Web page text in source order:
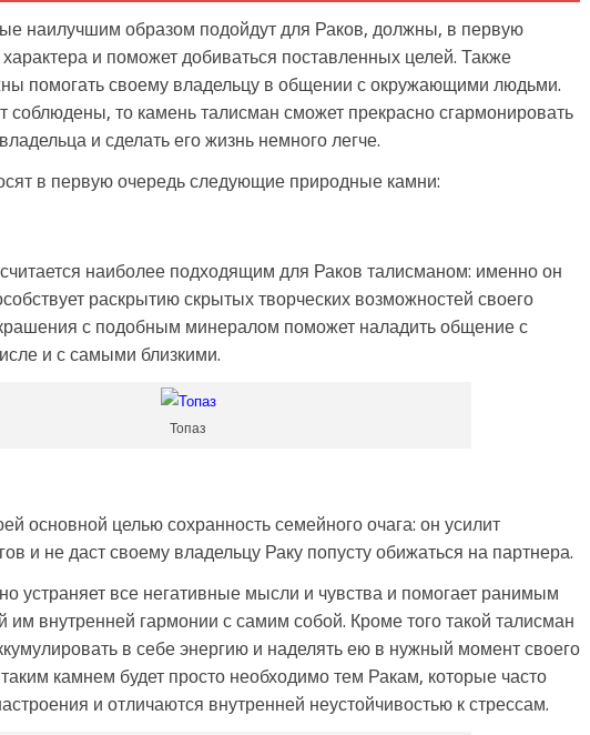
наилучшим образом подойдут для Раков, должны, в первую
и поможет добиваться поставленных целей. Также
помогать своему владельцу в общении с окружающими людьми.
соблюдены, то камень талисман сможет прекрасно сгармонировать
и сделать его жизнь немного легче.
в первую очередь следующие природные камни:
наиболее подходящим для Раков талисманом: именно он
раскрытию скрытых творческих возможностей своего
с подобным минералом поможет наладить общение с
и с самыми близкими.
Топаз
основной целью сохранность семейного очага: он усилит
и не даст своему владельцу Раку попусту обижаться на партнера.
устраняет все негативные мысли и чувства и помогает ранимым
им внутренней гармонии с самим собой. Кроме того такой талисман
в себе энергию и наделять ею в нужный момент своего
камнем будет просто необходимо тем Ракам, которые часто
и отличаются внутренней неустойчивостью к стрессам.